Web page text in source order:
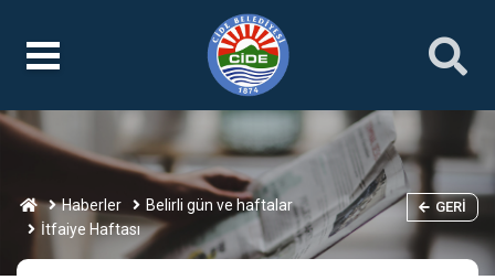
Haberler
Belirli gün ve haftalar
İtfaiye Haftası
GERI